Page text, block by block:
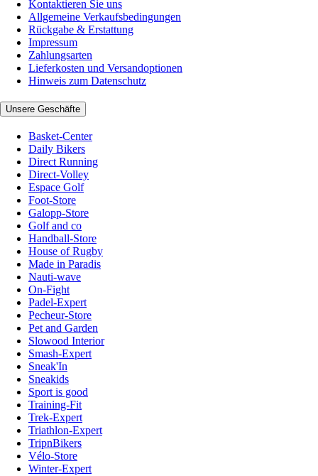
Kontaktieren Sie uns
Allgemeine Verkaufsbedingungen
Rückgabe & Erstattung
Impressum
Zahlungsarten
Lieferkosten und Versandoptionen
Hinweis zum Datenschutz
Unsere Geschäfte
Basket-Center
Daily Bikers
Direct Running
Direct-Volley
Espace Golf
Foot-Store
Galopp-Store
Golf and co
Handball-Store
House of Rugby
Made in Paradis
Nauti-wave
On-Fight
Padel-Expert
Pecheur-Store
Pet and Garden
Slowood Interior
Smash-Expert
Sneak'In
Sneakids
Sport is good
Training-Fit
Trek-Expert
Triathlon-Expert
TripnBikers
Vélo-Store
Winter-Expert